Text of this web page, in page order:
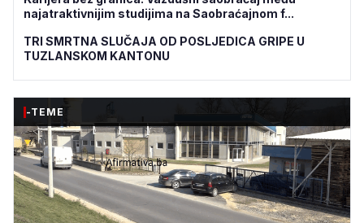
najatraktivnijim studijima na Saobraćajnom f...
TRI SMRTNA SLUČAJA OD POSLJEDICA GRIPE U
TUZLANSKOM KANTONU
-TEME